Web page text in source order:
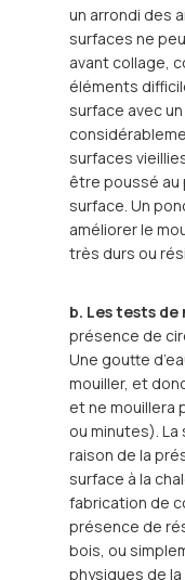
un arrondi des
surfaces ne
avant collage,
éléments
surface avec
surfaces
être poussé au
surface. Un
améliorer le
très durs ou
b. Les tests
présence de
Une goutte
mouiller, et
et ne mouillera
ou minutes).
raison de la
surface à la
fabrication de
présence de
bois, ou
physiques de